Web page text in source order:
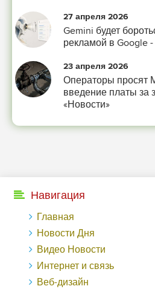
27 апреля 2026
Gemini будет
рекламой в Google
23 апреля 2026
Операторы просят
введение платы за
«Новости»
Навигация
Главная
Новости Дня
Видео Новости
Интернет и связь
Веб-дизайн